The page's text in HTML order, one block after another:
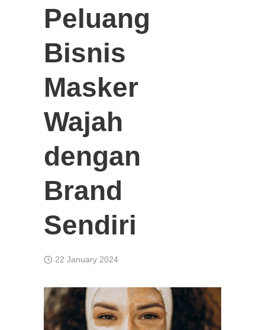
Peluang
Bisnis
Masker
Wajah
dengan
Brand
Sendiri
22 January 2024